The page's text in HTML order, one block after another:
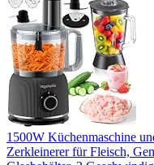
1500W Küchenmaschine
Zerkleinerer für Fleisch,